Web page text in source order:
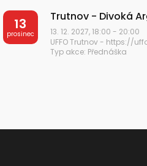
13
prosinec
Trutnov - Divoká
13. 12. 2027, 18:00 - 20:00
UFFO Trutnov - https://
Typ akce: Přednáška